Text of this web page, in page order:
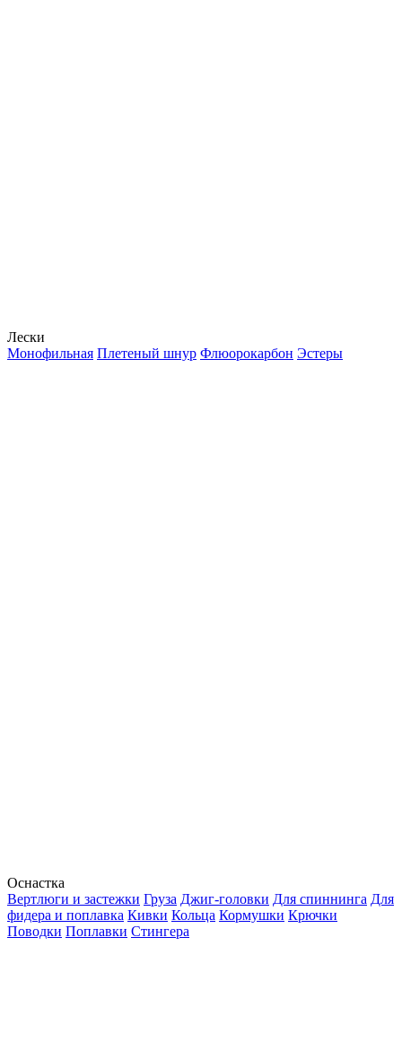
Лески
Монофильная Плетеный шнур Флюорокарбон Эстеры
Оснастка
Вертлюги и застежки Груза Джиг-головки Для спиннинга Для
фидера и поплавка Кивки Кольца Кормушки Крючки
Поводки Поплавки Стингера